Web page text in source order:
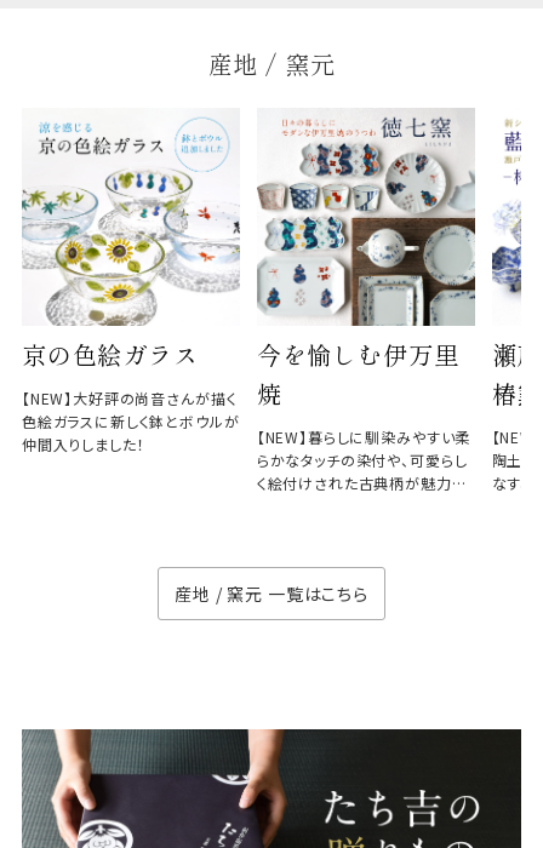
産地 / 窯元
京の色絵ガラス
【NEW】大好評の尚音さんが描く
色絵ガラスに新しく鉢とボウルが
仲間入りしました！
今を愉しむ伊万里
焼
【NEW】暮らしに馴染みやすい柔
らかなタッチの染付や、可愛らし
く絵付けされた古典柄が魅力の
瀬
椿窯
【
陶土と
なす、
産地 / 窯元 一覧はこちら